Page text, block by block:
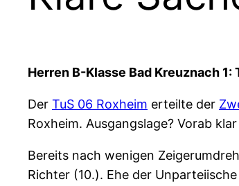
Herren B-Klasse Bad Kreuznach
Der TuS 06 Roxheim erteilte der
Roxheim. Ausgangslage? Vorab
Bereits nach wenigen
Richter (10.). Ehe der